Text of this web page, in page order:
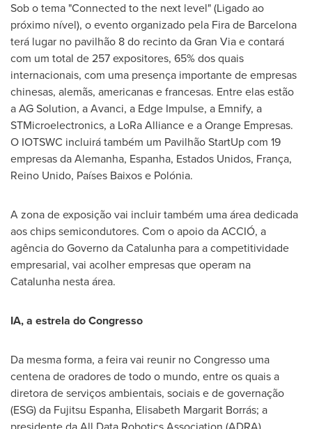
Sob o tema "Connected to the next level" (Ligado ao
próximo nível), o evento organizado pela Fira de Barcelona
terá lugar no pavilhão 8 do recinto da Gran Via e contará
com um total de 257 expositores, 65% dos quais
internacionais, com uma presença importante de empresas
chinesas, alemãs, americanas e francesas. Entre elas estão
a AG Solution, a Avanci, a Edge Impulse, a Emnify, a
STMicroelectronics, a LoRa Alliancee a Orange Empresas.
O IOTSWC incluirá também um Pavilhão StartUp com 19
empresas da Alemanha, Espanha, Estados Unidos, França,
Reino Unido, Países Baixos e Polónia.
A zona de exposição vai incluir também uma área dedicada
aos chips semicondutores. Com o apoio da ACCIÓ, a
agência do Governo da Catalunha para a competitividade
empresarial, vai acolher empresas que operam na
Catalunha nesta área.
IA, a estrela do Congresso
Da mesma forma, a feira vai reunir no Congresso uma
centena de oradores de todo o mundo, entre os quais a
diretora de serviços ambientais, sociais e de governação
(ESG) da Fujitsu Espanha, Elisabeth Margarit Borrás; a